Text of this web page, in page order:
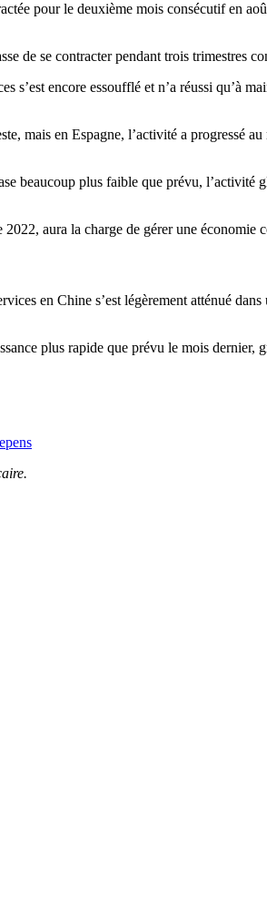
pour le deuxième mois consécutif en
de se contracter pendant trois trimestres
s’est encore essoufflé et n’a réussi qu’à
mais en Espagne, l’activité a progressé
beaucoup plus faible que prévu,
aura la charge de gérer une
en Chine s’est légèrement atténué
plus rapide que prévu le mois